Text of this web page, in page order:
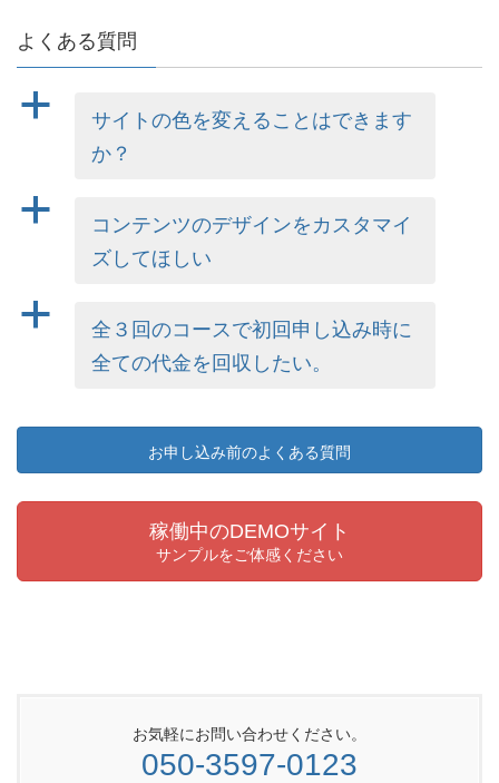
よくある質問
a
サイトの色を変えることはできます
か？
a
コンテンツのデザインをカスタマイ
ズしてほしい
a
全３回のコースで初回申し込み時に
全ての代金を回収したい。
お申し込み前のよくある質問
稼働中のDEMOサイト
サンプルをご体感ください
お気軽にお問い合わせください。
050-3597-0123